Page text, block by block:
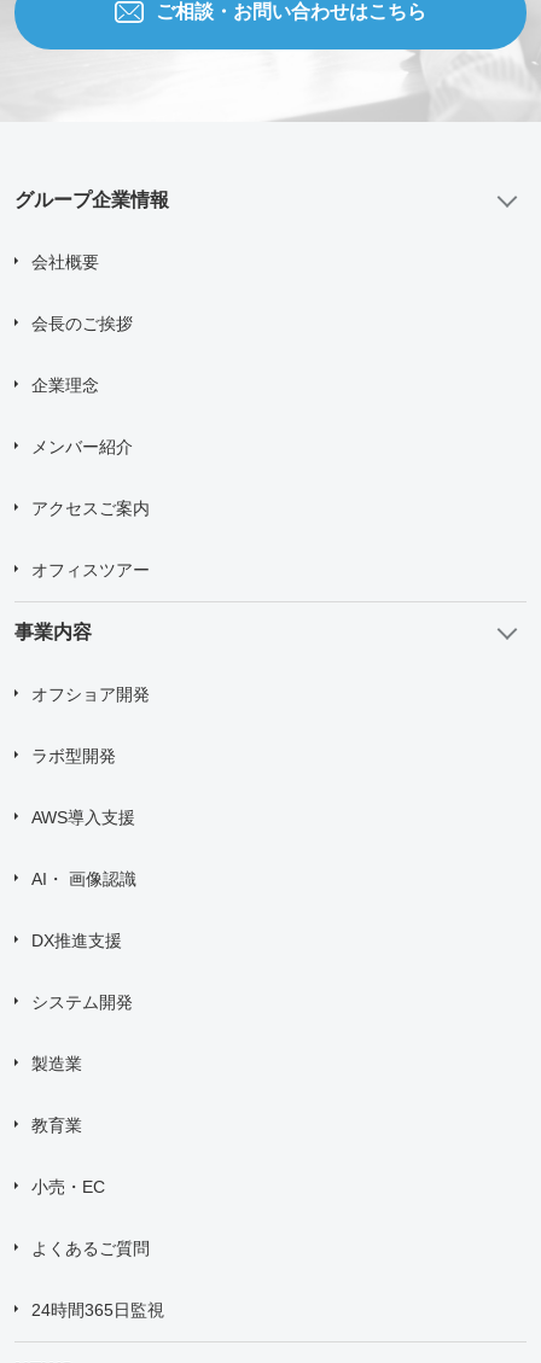
ご相談・お問い合わせはこちら
グループ企業情報
会社概要
会長のご挨拶
企業理念
メンバー紹介
アクセスご案内
オフィスツアー
事業内容
オフショア開発
ラボ型開発
AWS導入支援
AI・ 画像認識
DX推進支援
システム開発
製造業
教育業
小売・EC
よくあるご質問
24時間365日監視